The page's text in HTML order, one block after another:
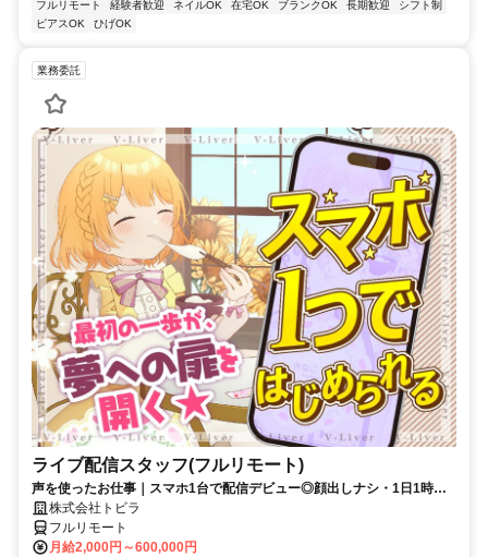
フルリモート
経験者歓迎 ネイルOK 在宅OK ブランクOK 長期歓迎
シフト制
ピアスOK
ひげOK
業務委託
ライブ配信スタッフ(フルリモート)
声を使ったお仕事｜スマホ1台で配信デビュー◎顔出しナシ・1日1時間
～OK♪
株式会社トビラ
フルリモート
月給2,000円～600,000円